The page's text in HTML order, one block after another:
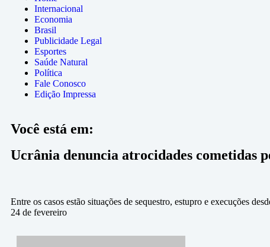
Internacional
Economia
Brasil
Publicidade Legal
Esportes
Saúde Natural
Política
Fale Conosco
Edição Impressa
Você está em:
Ucrânia denuncia atrocidades cometidas
Entre os casos estão situações de sequestro, estupro e execuções
24 de fevereiro